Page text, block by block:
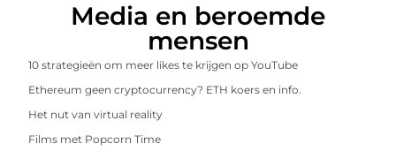
Media en beroemde
mensen
10 strategieën om meer likes te krijgen op YouTube
Ethereum geen cryptocurrency? ETH koers en info.
Het nut van virtual reality
Films met Popcorn Time